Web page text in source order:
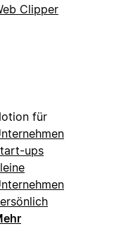
Clipper
für
ups